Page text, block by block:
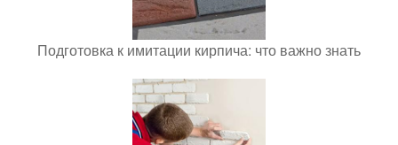
Подготовка к имитации кирпича: что важно знать